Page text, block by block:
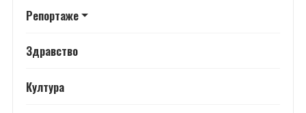
Репортаже
Здравство
Култура